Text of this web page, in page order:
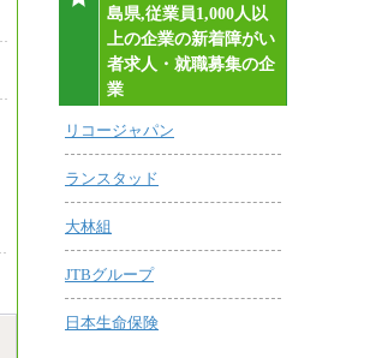
島県,従業員1,000人以
上の企業の新着障がい
者求人・就職募集の企
業
リコージャパン
ランスタッド
大林組
JTBグループ
日本生命保険